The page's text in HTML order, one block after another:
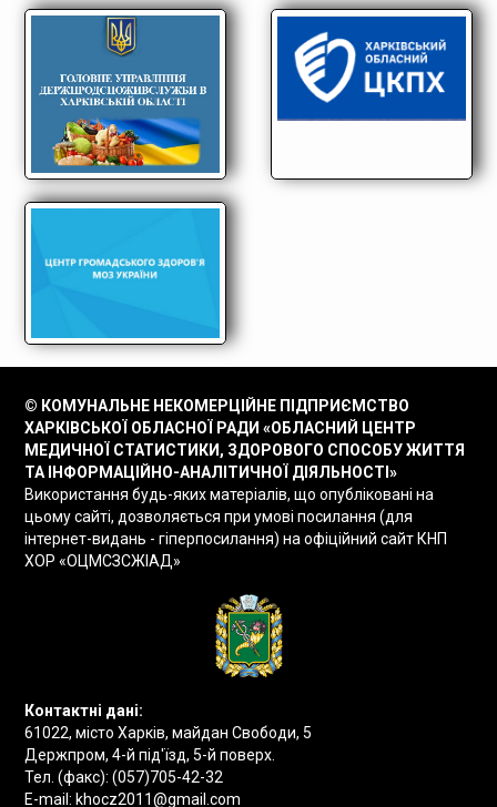
© КОМУНАЛЬНЕ НЕКОМЕРЦІЙНЕ ПІДПРИЄМСТВО
ХАРКІВСЬКОЇ ОБЛАСНОЇ РАДИ «ОБЛАСНИЙ ЦЕНТР
МЕДИЧНОЇ СТАТИСТИКИ, ЗДОРОВОГО СПОСОБУ ЖИТТЯ
ТА ІНФОРМАЦІЙНО-АНАЛІТИЧНОЇ ДІЯЛЬНОСТІ»
Використання будь-яких матеріалів, що опубліковані на
цьому сайті, дозволяється при умові посилання (для
інтернет-видань - гіперпосилання) на офіційний сайт КНП
ХОР «ОЦМСЗСЖІАД»
Контактні дані:
61022, місто Харків, майдан Свободи, 5
Держпром, 4-й під'їзд, 5-й поверх.
Тел. (факс):(057)705-42-32
E-mail: khocz2011@gmail.com